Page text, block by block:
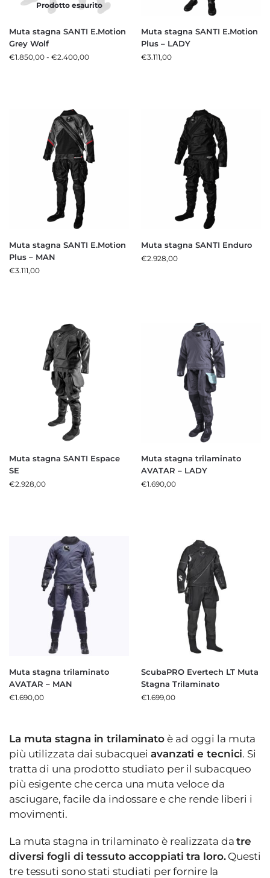
Prodotto esaurito
Muta stagna SANTI E.Motion
Grey Wolf
€1.850,00 - €2.400,00
Muta stagna SANTI E.Motion
Plus – LADY
€3.111,00
Muta stagna SANTI E.Motion
Plus – MAN
€3.111,00
Muta stagna SANTI Enduro
€2.928,00
Muta stagna SANTI Espace
SE
€2.928,00
Muta stagna trilaminato
AVATAR – LADY
€1.690,00
Muta stagna trilaminato
AVATAR – MAN
€1.690,00
ScubaPRO Evertech LT Muta
Stagna Trilaminato
€1.699,00
La muta stagna in trilaminato è ad oggi la muta
più utilizzata dai subacqueiavanzati e tecnici. Si
tratta di una prodotto studiato per il subacqueo
più esigente che cerca una muta veloce da
asciugare, facile da indossare e che rende liberi i
movimenti.
La muta stagna in trilaminato è realizzata datre
diversi fogli di tessuto accoppiati tra loro.Questi
tre tessuti sono stati studiati per fornire la